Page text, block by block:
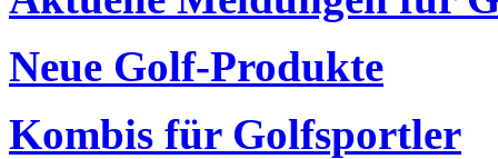
Neue Golf-Produkte
Kombis für Golfsportler